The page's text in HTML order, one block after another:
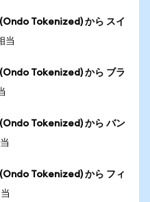
Tokenized) から スイ
当
Tokenized) から ブラ
Tokenized) から バン
Tokenized) から フィ